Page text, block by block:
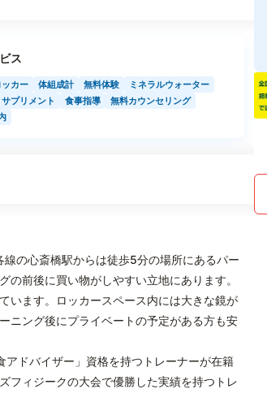
ス
ッカー 体組成計 無料体験
ミネラルウォーター
サプリメント 食事指導
無料カウンセリング
の心斎橋駅からは徒歩5分の場所にあるパー
前後に買い物がしやすい立地にあります。
います。ロッカースペース内には大きな鏡が
ニング後にプライベートの予定がある方も安
ドバイザー」資格を持つトレーナーが在籍
フィジークの大会で優勝した実績を持つトレ